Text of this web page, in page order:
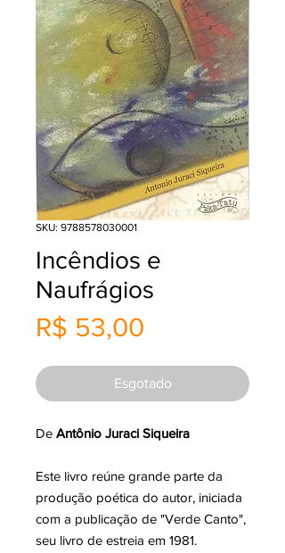
SKU: 9788578030001
Incêndios e
Naufrágios
R$ 53,00
Esgotado
De Antônio Juraci Siqueira
Este livro reúne grande parte da
produção poética do autor, iniciada
com a publicação de "Verde Canto",
seu livro de estreia em 1981.